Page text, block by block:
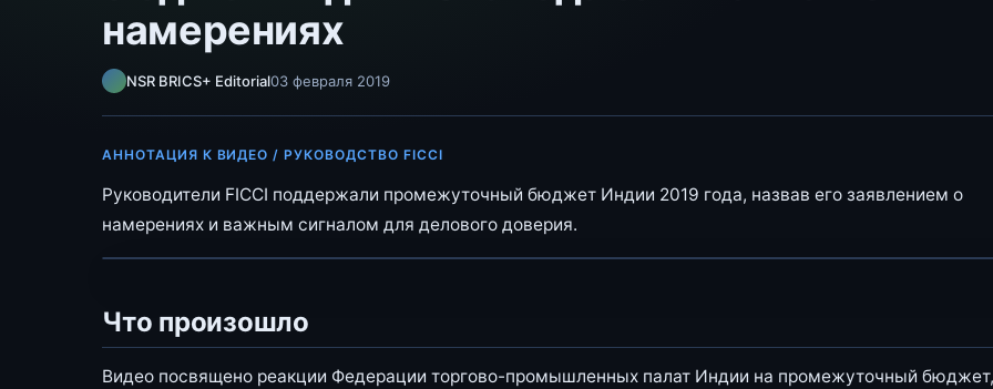
намерениях
NSR BRICS+ Editorial03 февраля 2019
АННОТАЦИЯ К ВИДЕО / РУКОВОДСТВО FICCI
Руководители FICCI поддержали промежуточный бюджет Индии 2019 года, назвав его заявлением о
намерениях и важным сигналом для делового доверия.
Что произошло
Видео посвящено реакции Федерации торгово-промышленных палат Индии на промежуточный бюджет,